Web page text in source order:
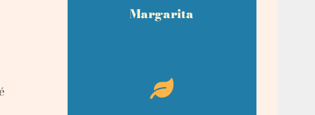
Margarita